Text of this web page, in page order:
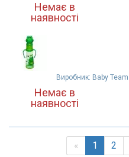
Немає в
наявності
Виробник: Baby Team
Немає в
наявності
« 1 2